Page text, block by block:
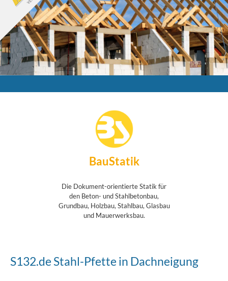
BauStatik
Die Dokument-orientierte Statik für
den Beton- und Stahlbetonbau,
Grundbau, Holzbau, Stahlbau, Glasbau
und Mauerwerksbau.
S132.de Stahl-Pfette in Dachneigung